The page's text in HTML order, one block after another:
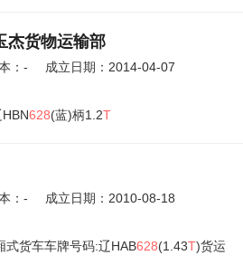
杰货物运输部
：-
成立日期：2014-04-07
628(蓝)柄1.2T
：-
成立日期：2010-08-18
式货车车牌号码:辽HAB628(1.43T)货运